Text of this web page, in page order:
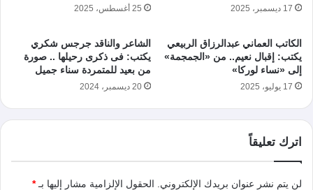
17 ديسمبر، 2025 25 أغسطس، 2025
الكاتب العماني عبدالرزاق الربيعي
يكتب: إقبال نعيم.. من «الجمجمة»
إلى «نساء لوركا»
17 يوليو، 2025
الشاعر والناقد جرجس شكري
يكتب: فى ذكرى رحيلها .. صورة
من بعيد للمتمردة سناء جميل
20 ديسمبر، 2024
اترك تعليقاً
لن يتم نشر عنوان بريدك الإلكتروني. الحقول الإلزامية مشار إليها بـ*